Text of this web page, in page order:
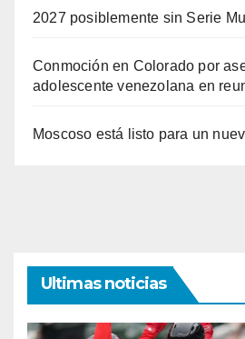
2027 posiblemente sin Serie
Conmoción en Colorado por
adolescente venezolana en
Moscoso está listo para un
Ultimas noticias